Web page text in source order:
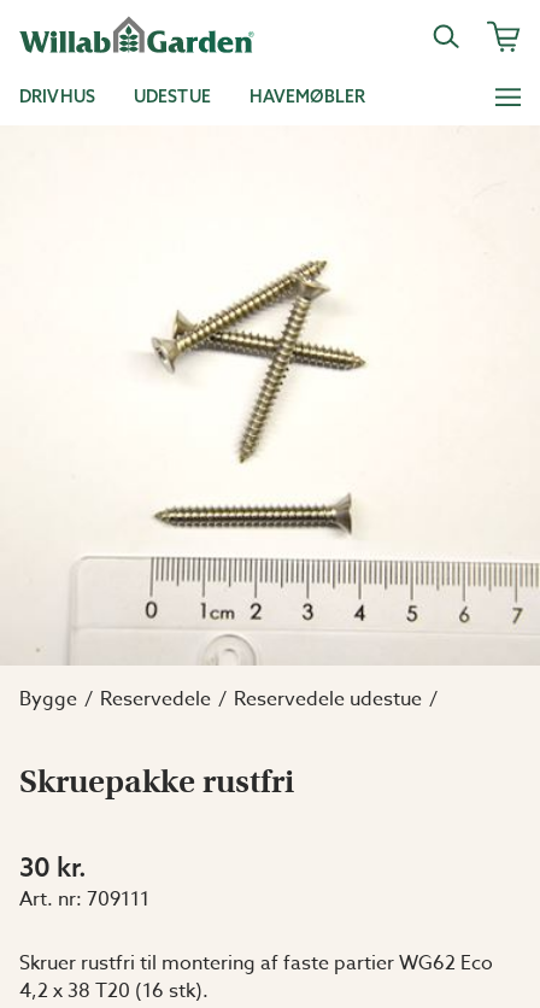
DRIVHUS UDESTUE HAVEMØBLER
Bygge Reservedele Reservedele udestue
Skruepakke rustfri
30 kr.
Art. nr: 709111
Skruer rustfri til montering af faste partier WG62 Eco
4,2 x 38 T20 (16 stk).